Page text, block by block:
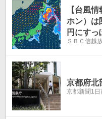
【台風
ホン）は
円にす
【17日
ＳＢＣ信越
京都府北
京都新聞1日